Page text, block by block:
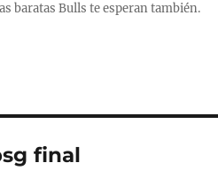
baratas Bulls te esperan también.
final